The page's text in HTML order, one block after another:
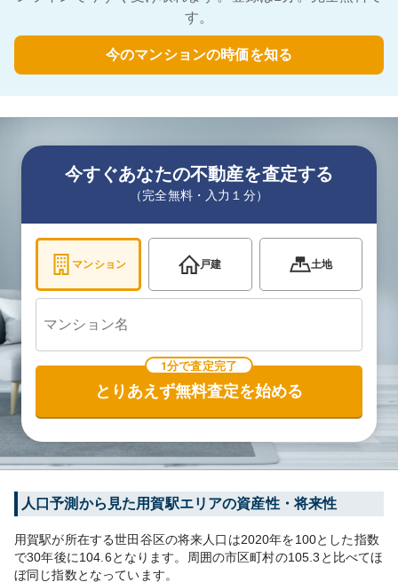
す。
今のマンションの時価を知る
今すぐあなたの不動産を査定する
（完全無料・入力１分）
マンション 戸建 土地
1分で査定完了
とりあえず無料査定を始める
人口予測から見た用賀駅エリアの資産性・将来性
用賀駅が所在する世田谷区の将来人口は2020年を100とした指数
で30年後に104.6となります。 周囲の市区町村の105.3 と比べてほ
ぼ同じ指数となっています。